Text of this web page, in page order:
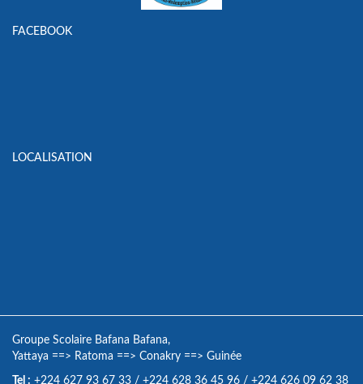
FACEBOOK
LOCALISATION
Groupe Scolaire Bafana Bafana,
Yattaya ==> Ratoma ==> Conakry ==> Guinée
Tel : +224 627 93 67 33 / +224 628 36 45 96 / +224 626 09 62 38